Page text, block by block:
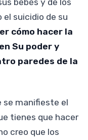
el suicidio de su
cómo hacer la
Su poder y
paredes de la
se manifieste el
tienes que hacer
creo que los